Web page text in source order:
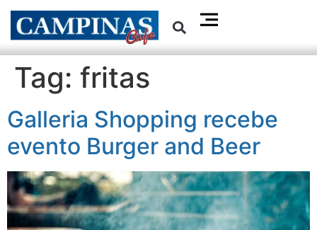
Tag: fritas
Galleria Shopping recebe
evento Burger and Beer